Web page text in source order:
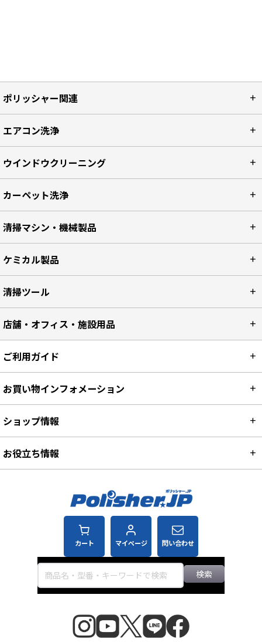
ポリッシャー関連
エアコン洗浄
ウインドウクリーニング
カーペット洗浄
清掃マシン・機械製品
ケミカル製品
清掃ツール
店舗・オフィス・施設用品
カート マイページ 問い合わせ
検索
ご利用ガイド
お買い物インフォメーション
ショップ情報
お役立ち情報